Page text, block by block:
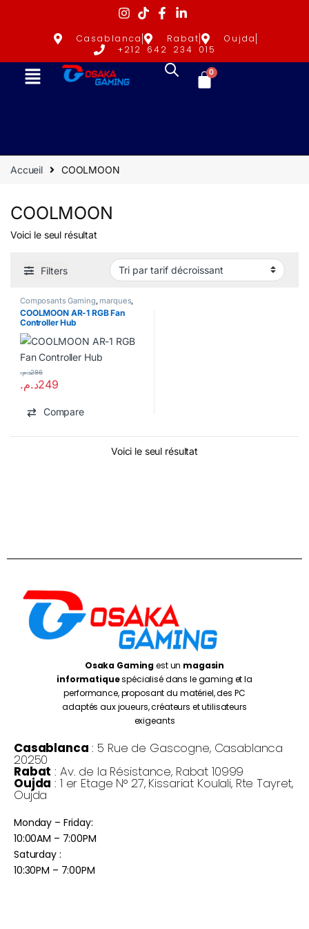
Casablanca Rabat
Oujda
+212 642 234 015
0
Accueil COOLMOON
COOLMOON
Voici le seul résultat
Filters
Composants Gaming, marques,
Ventilateurs Boitier
COOLMOON AR-1 RGB Fan
Controller Hub
249د.م.
286د.م.
Compare
Voici le seul résultat
Osaka Gamingest un magasin
informatiquespécialisé dans le gaming et la
performance, proposant du matériel, des PC
adaptés aux joueurs, créateurs et utilisateurs
exigeants
Casablanca : 5 Rue de Gascogne, Casablanca
20250
Rabat : Av. de la Résistance, Rabat 10999
Oujda : 1 er Etage N° 27, Kissariat Koulali, Rte Tayret,
Oujda
Monday – Friday:
10:00AM – 7:00PM
Saturday :
10:30PM – 7:00PM